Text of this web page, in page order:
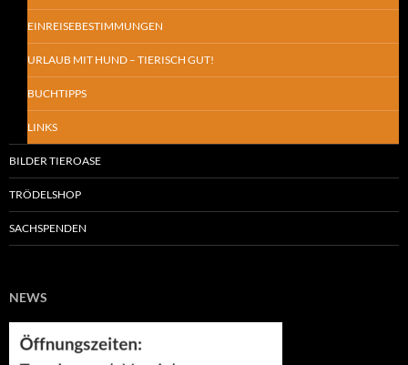
EINREISEBESTIMMUNGEN
URLAUB MIT HUND – TIERISCH GUT!
BUCHTIPPS
LINKS
BILDER TIEROASE
TRÖDELSHOP
SACHSPENDEN
NEWS